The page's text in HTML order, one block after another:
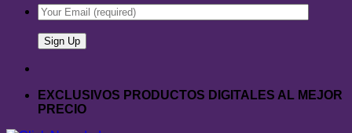
EXCLUSIVOS PRODUCTOS DIGITALES AL MEJOR
PRECIO